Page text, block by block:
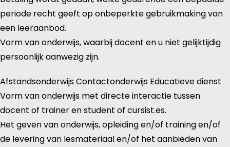
periode recht geeft op onbeperkte gebruikmaking van
een leeraanbod.
Vorm van onderwijs, waarbij docent en u niet gelijktijdig
persoonlijk aanwezig zijn.
Afstandsonderwijs Contactonderwijs Educatieve dienst
Vorm van onderwijs met directe interactie tussen
docent of trainer en student of cursist.es.
Het geven van onderwijs, opleiding en/of training en/of
de levering van lesmateriaal en/of het aanbieden van